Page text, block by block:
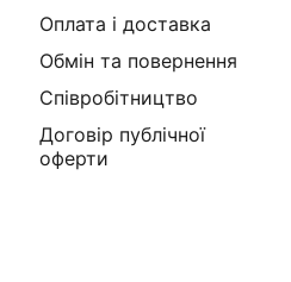
Оплата і доставка
Обмін та повернення
Співробітництво
Договір публічної
оферти